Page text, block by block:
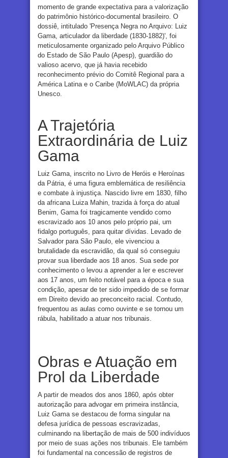
momento de grande expectativa para a valorização
do patrimônio histórico-documental brasileiro. O
dossiê, intitulado 'Presença Negra no Arquivo: Luiz
Gama, articulador da liberdade (1830-1882)', foi
meticulosamente organizado pelo Arquivo Público
do Estado de São Paulo (Apesp), guardião do
valioso acervo, que já havia recebido
reconhecimento prévio do Comitê Regional para a
América Latina e o Caribe (MoWLAC) da própria
Unesco.
A Trajetória
Extraordinária de Luiz
Gama
Luiz Gama, inscrito no Livro de Heróis e Heroínas
da Pátria, é uma figura emblemática de resiliência
e combate à injustiça. Nascido livre em 1830, filho
da africana Luiza Mahin, trazida à força do atual
Benim, Gama foi tragicamente vendido como
escravizado aos 10 anos pelo próprio pai, um
fidalgo português, para quitar dívidas. Levado de
Salvador para São Paulo, ele vivenciou a
brutalidade da escravidão, da qual só conseguiu
provar sua liberdade aos 18 anos. Sua sede por
conhecimento o levou a aprender a ler e escrever
aos 17 anos, um feito notável para a época e sua
condição, apesar de ter sido impedido de se formar
em Direito devido ao preconceito racial. Contudo,
frequentou as aulas como ouvinte e se tornou um
rábula, habilitado a atuar nos tribunais.
Obras e Atuação em
Prol da Liberdade
A partir de meados dos anos 1860, após obter
autorização para advogar em primeira instância,
Luiz Gama se destacou de forma singular na
defesa jurídica de pessoas escravizadas,
culminando na libertação de mais de 500 indivíduos
por meio de suas ações nos tribunais. Ele também
foi fundamental na concessão de registros de